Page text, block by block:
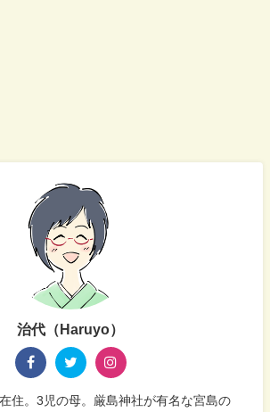
治代（Haruyo）
住。3児の母。厳島神社が有名な宮島の